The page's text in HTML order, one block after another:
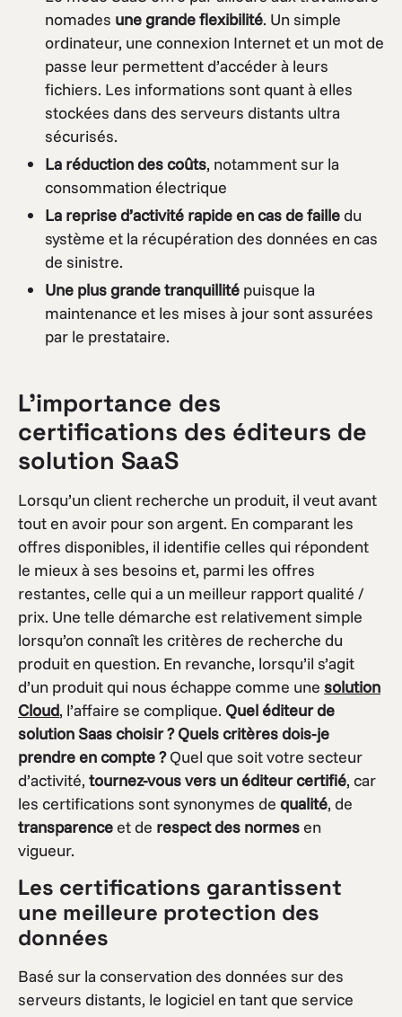
nomades une grande flexibilité. Un simple
ordinateur, une connexion Internet et un mot de
passe leur permettent d’accéder à leurs
fichiers. Les informations sont quant à elles
stockées dans des serveurs distants ultra
sécurisés.
La réduction des coûts, notamment sur la
consommation électrique
La reprise d’activité rapide en cas de failledu
système et la récupération des données en cas
de sinistre.
Une plus grande tranquillité puisque la
maintenance et les mises à jour sont assurées
par le prestataire.
L’importance des
certifications des éditeurs de
solution SaaS
Lorsqu’un client recherche un produit, il veut avant
tout en avoir pour son argent. En comparant les
offres disponibles, il identifie celles qui répondent
le mieux à ses besoins et, parmi les offres
restantes, celle qui a un meilleur rapport qualité /
prix. Une telle démarche est relativement simple
lorsqu’on connaît les critères de recherche du
produit en question. En revanche, lorsqu’il s’agit
d’un produit qui nous échappe comme une solution
Cloud, l’affaire se complique. Quel éditeur de
solution Saas choisir ? Quels critères dois-je
prendre en compte ?Quel que soit votre secteur
d’activité, tournez-vous vers un éditeur certifié, car
les certifications sont synonymes de qualité, de
transparenceet de respect des normesen
vigueur.
Les certifications garantissent
une meilleure protection des
données
Basé sur la conservation des données sur des
serveurs distants, le logiciel en tant que service